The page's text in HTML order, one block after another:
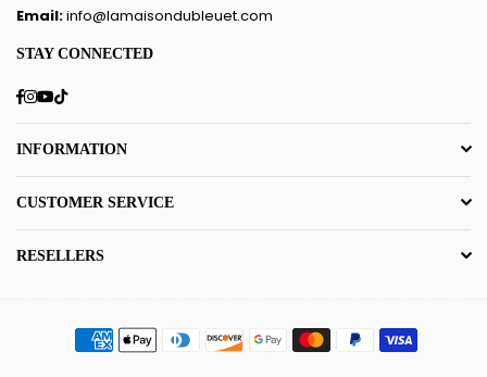
Email:info@lamaisondubleuet.com
STAY CONNECTED
Facebook
Instagram
YouTube
TikTok
INFORMATION
CUSTOMER SERVICE
RESELLERS